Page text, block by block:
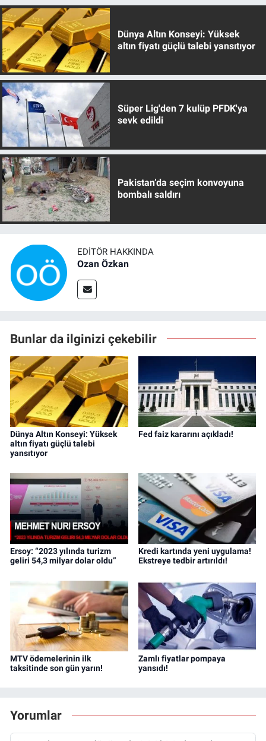
Dünya Altın Konseyi: Yüksek
altın fiyatı güçlü talebi yansıtıyor
Süper Lig'den 7 kulüp PFDK'ya
sevk edildi
Pakistan’da seçim konvoyuna
bombalı saldırı
EDITÖR HAKKINDA
Ozan Özkan
Bunlar da ilginizi çekebilir
Dünya Altın Konseyi: Yüksek
altın fiyatı güçlü talebi
yansıtıyor
Fed faiz kararını açıkladı!
Ersoy: “2023 yılında turizm
geliri 54,3 milyar dolar oldu”
Kredi kartında yeni uygulama!
Ekstreye tedbir artırıldı!
MTV ödemelerinin ilk
taksitinde son gün yarın!
Zamlı fiyatlar pompaya
yansıdı!
Yorumlar